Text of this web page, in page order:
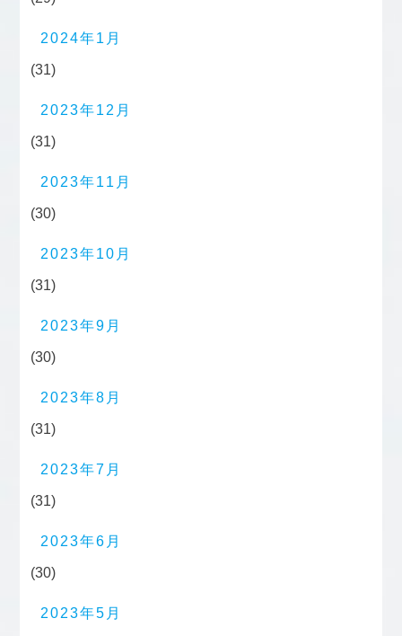
2024年1月
(31)
2023年12月
(31)
2023年11月
(30)
2023年10月
(31)
2023年9月
(30)
2023年8月
(31)
2023年7月
(31)
2023年6月
(30)
2023年5月